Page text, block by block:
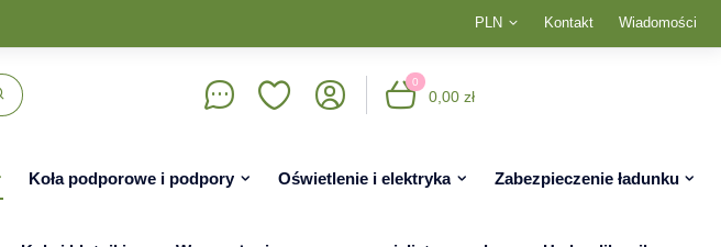
PLN Kontakt Wiadomości
0
0,00 zł
Koła podporowe i podpory Oświetlenie i elektryka Zabezpieczenie ładunku